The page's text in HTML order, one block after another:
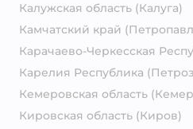
Калужская область (Калуга)
Камчатский край
Карачаево-Черкесская
Карелия Республика
Кемеровская область
Кировская область (Киров)